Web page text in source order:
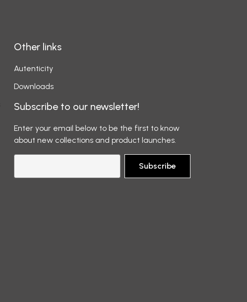
Other links
Autenticity
Downloads
Subscribe to our newsletter!
Enter your email below to be the first to know
about new collections and product launches.
Subscribe